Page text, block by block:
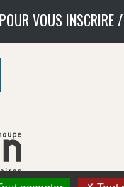
VOUS INSCRIRE